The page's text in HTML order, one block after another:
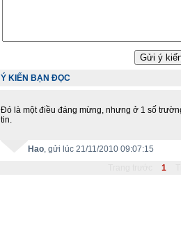
Ý KIẾN BẠN ĐỌC
Đó là một điều đáng mừng, nhưng ở 1 số
tin.
Hao, gửi lúc 21/11/2010 09:07:15
1